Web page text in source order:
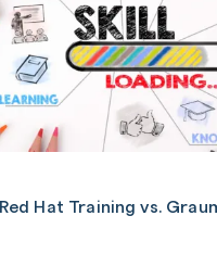
Hat Training vs.